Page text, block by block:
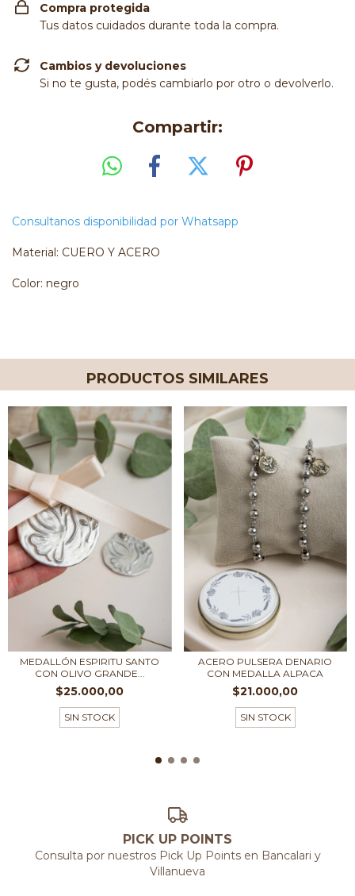
Compra protegida
Tus datos cuidados durante toda la compra.
Cambios y devoluciones
Si no te gusta, podés cambiarlo por otro o devolverlo.
Compartir:
Consultanos disponibilidad por Whatsapp
Material: CUERO Y ACERO
Color: negro
PRODUCTOS SIMILARES
MEDALLÓN ESPIRITU SANTO
CON OLIVO GRANDE...
$25.000,00
SIN STOCK
ACERO PULSERA DENARIO
CON MEDALLA ALPACA
$21.000,00
SIN STOCK
PICK UP POINTS
Consulta por nuestros Pick Up Points en Bancalari y
Villanueva